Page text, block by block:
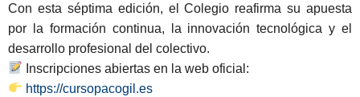
Con esta séptima edición, el Colegio reafirma su apuesta
por la formación continua, la innovación tecnológica y el
desarrollo profesional del colectivo.
Inscripciones abiertas en la web oficial:
https://cursopacogil.es